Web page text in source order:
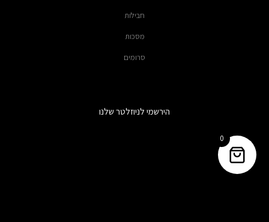
חבילות
מסכות
סרומים
הירשמי לניוזלטר שלנו
0